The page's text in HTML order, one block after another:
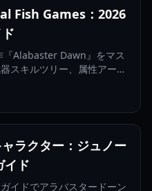
Fish Games：2026
Alabaster Dawn』をマス
スキルツリー、属性アー
ラクター：ジュノー
イド
イドでアラバスタードーン